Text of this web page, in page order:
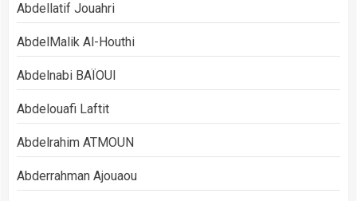
Abdellatif Jouahri
AbdelMalik Al-Houthi
Abdelnabi BAÏOUI
Abdelouafi Laftit
Abdelrahim ATMOUN
Abderrahman Ajouaou